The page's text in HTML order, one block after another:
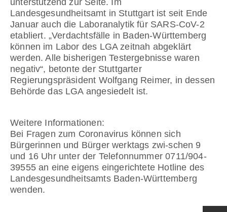
unterstützend zur Seite. Im
Landesgesundheitsamt in Stuttgart ist seit Ende
Januar auch die Laboranalytik für SARS-CoV-2
etabliert. „Verdachtsfälle in Baden-Württemberg
können im Labor des LGA zeitnah abgeklärt
werden. Alle bisherigen Testergebnisse waren
negativ“, betonte der Stuttgarter
Regierungspräsident Wolfgang Reimer, in dessen
Behörde das LGA angesiedelt ist.
Weitere Informationen:
Bei Fragen zum Coronavirus können sich
Bürgerinnen und Bürger werktags zwi-schen 9
und 16 Uhr unter der Telefonnummer 0711/904-
39555 an eine eigens eingerichtete Hotline des
Landesgesundheitsamts Baden-Württemberg
wenden.